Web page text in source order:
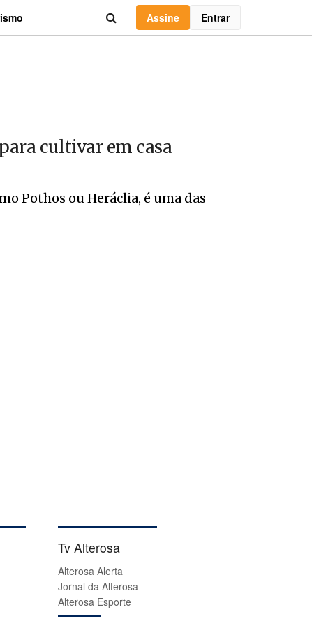
Assine Entrar
cultivar em casa
Pothos ou Heráclia, é uma das
Tv Alterosa
Alterosa Alerta
Jornal da Alterosa
Alterosa Esporte